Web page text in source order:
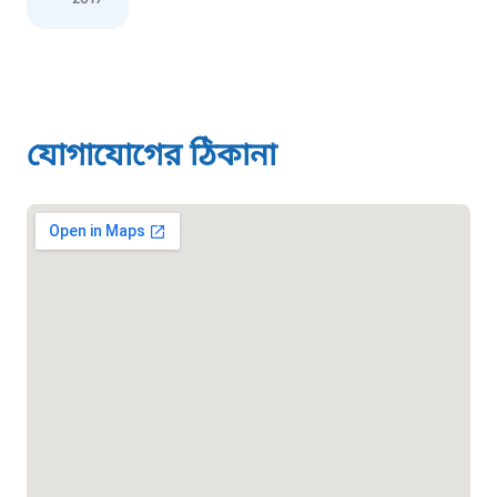
১৬১১৩
জরুরী অভ্যন্তরীণ নৌ-পরিবহন হটলাইন
যোগাযোগের ঠিকানা